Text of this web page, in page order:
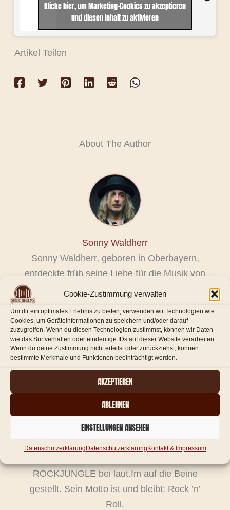
Cookie-Zustimmung verwalten
Um dir ein optimales Erlebnis zu bieten, verwenden wir Technologien wie
Cookies, um Geräteinformationen zu speichern und/oder darauf
zuzugreifen. Wenn du diesen Technologien zustimmst, können wir Daten
wie das Surfverhalten oder eindeutige IDs auf dieser Website verarbeiten.
Wenn du deine Zustimmung nicht erteilst oder zurückziehst, können
bestimmte Merkmale und Funktionen beeinträchtigt werden.
AKZEPTIEREN
ABLEHNEN
EINSTELLUNGEN ANSEHEN
Datenschutzerklärung Datenschutzerklärung Kontakt & Impressum
Klicke hier, um Marketing-Cookies zu akzeptieren
und diesen Inhalt zu aktivieren
Artikel Teilen
About The Author
Sonny Waldherr
Sonny Waldherr, geboren in Oberbayern,
entdeckte früh seine Liebe für die Musik von
Elvis Presley, Beatles, AC/DC und Kiss.
Seine journalistische Laufbahn begann beim
Magazin Rock It!, gefolgt von der Gründung
seines eigenen Online-Magazins. 2013
wurde er Moderator bei ROCK CHICKS
Schreibarbeiten los, beeinflusst von SPEED
LIMIT. 2023 stieß er zu SONIC REALMS.
CHICKS RADIO Ende September 2025 hat
ROCKJUNGLE bei laut.fm auf die Beine
gestellt. Sein Motto ist und bleibt: Rock ’n’
Roll.